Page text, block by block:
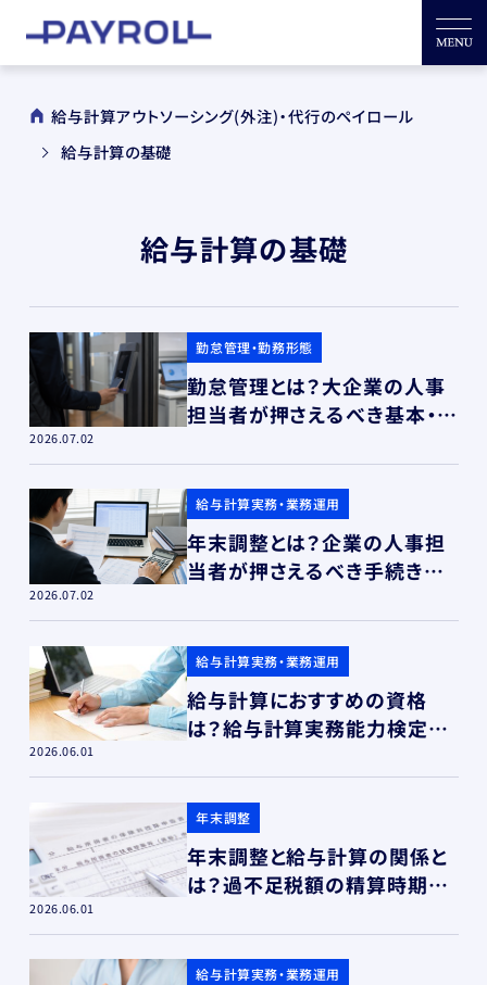
給与計算アウトソーシング(外注)・代行のペイロール
給与計算の基礎
給与計算の基礎
勤怠管理・勤務形態
勤怠管理とは？大企業の人事
担当者が押さえるべき基本・法
2026.07.02
給与計算実務・業務運用
年末調整とは？企業の人事担
当者が押さえるべき手続きと
2026.07.02
給与計算実務・業務運用
給与計算におすすめの資格
は？給与計算実務能力検定の
2026.06.01
年末調整
年末調整と給与計算の関係と
は？過不足税額の精算時期や
2026.06.01
給与計算実務・業務運用